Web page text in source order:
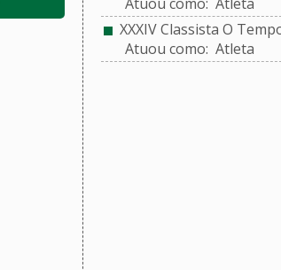
XXXIV Classista O
Atuou como: Atleta